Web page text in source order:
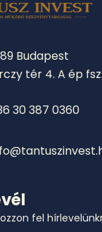
Budapest
tér 4. A ép
30 387 0360
fel